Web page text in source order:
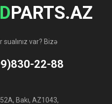
PARTS.AZ
sualınız var? Bizə
22-88
Bakı, AZ1043,